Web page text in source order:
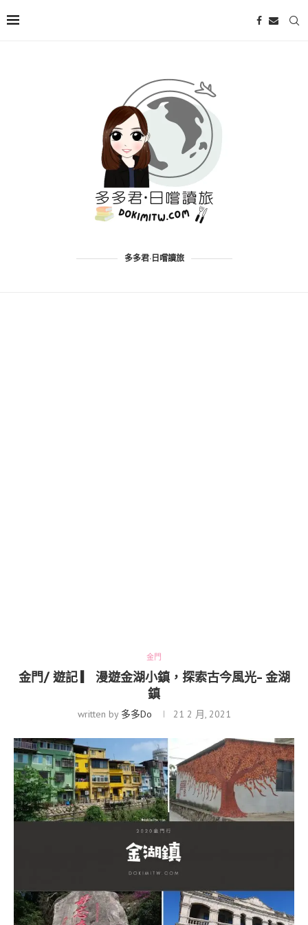
多多君·日嚐讀旅
金門
金門/ 遊記 ▎ 漫遊金湖小鎮，探索古今風光- 金湖
鎮
written by 多多Do 21 2 月, 2021